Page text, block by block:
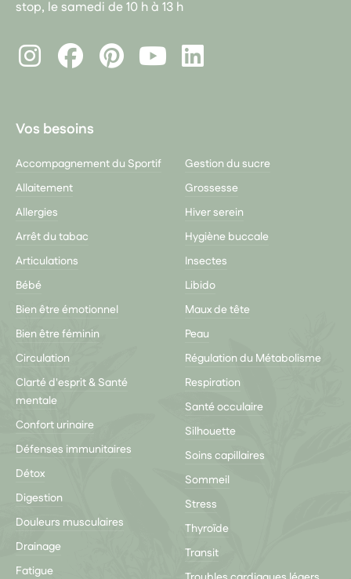
stop, le samedi de 10 h à 13 h
InstagramFacebookPinterest
LinkedIn
Vos besoins
Accompagnement du Sportif
Allaitement
Allergies
Arrêt du tabac
Articulations
Bébé
Bien être émotionnel
Bien être féminin
Circulation
Clarté d'esprit & Santé
mentale
Confort urinaire
Défenses immunitaires
Détox
Digestion
Douleurs musculaires
Drainage
Fatigue
Gestion du sucre
Grossesse
Hiver serein
Hygiène buccale
Insectes
Libido
Maux de tête
Peau
Régulation du Métabolisme
Respiration
Santé occulaire
Silhouette
Soins capillaires
Sommeil
Stress
Thyroïde
Transit